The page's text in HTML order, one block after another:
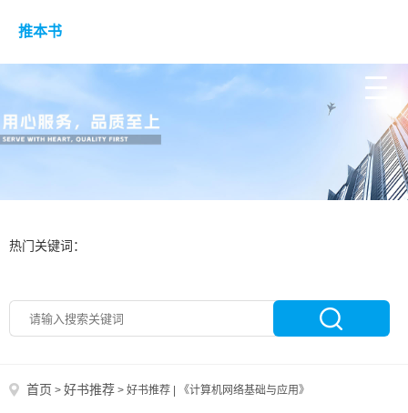
推本书
热门关键词：
首页 > 好书推荐 > 好书推荐 | 《计算机网络基础与应用》